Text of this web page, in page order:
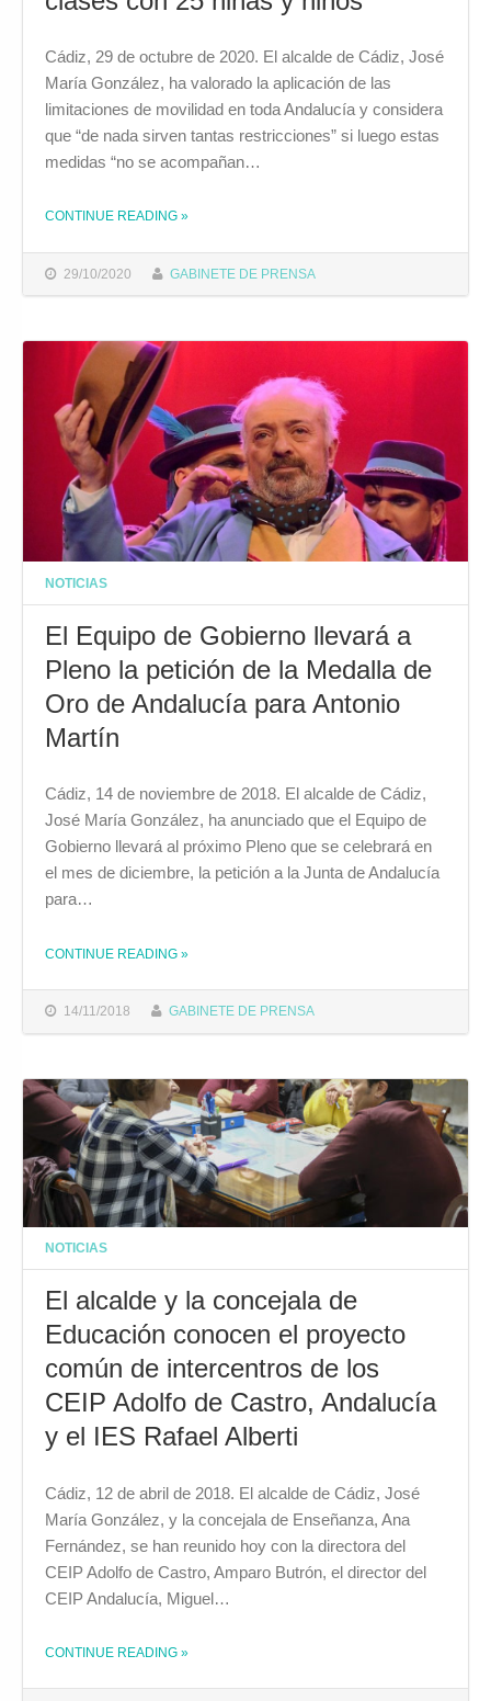
29/10/2020 GABINETE DE PRENSA
Cádiz, 29 de octubre de 2020. El alcalde de Cádiz, José
María González, ha valorado la aplicación de las
limitaciones de movilidad en toda Andalucía y considera
que “de nada sirven tantas restricciones” si luego estas
medidas “no se acompañan…
CONTINUE READING »
NOTICIAS
El Equipo de Gobierno llevará a
Pleno la petición de la Medalla de
Oro de Andalucía para Antonio
Martín
14/11/2018 GABINETE DE PRENSA
Cádiz, 14 de noviembre de 2018. El alcalde de Cádiz,
José María González, ha anunciado que el Equipo de
Gobierno llevará al próximo Pleno que se celebrará en
el mes de diciembre, la petición a la Junta de Andalucía
para…
CONTINUE READING THE "EL EQUIPO DE GOBIERNO LLEVARÁ A PLENO LA PETICIÓN DE LA MEDALLA DE ORO DE ANDALUCÍA PARA ANTONIO MARTÍN"
»
NOTICIAS
El alcalde y la concejala de
Educación conocen el proyecto
común de intercentros de los
CEIP Adolfo de Castro, Andalucía
y el IES Rafael Alberti
Cádiz, 12 de abril de 2018. El alcalde de Cádiz, José
María González, y la concejala de Enseñanza, Ana
Fernández, se han reunido hoy con la directora del
CEIP Adolfo de Castro, Amparo Butrón, el director del
CEIP Andalucía, Miguel…
CONTINUE READING »